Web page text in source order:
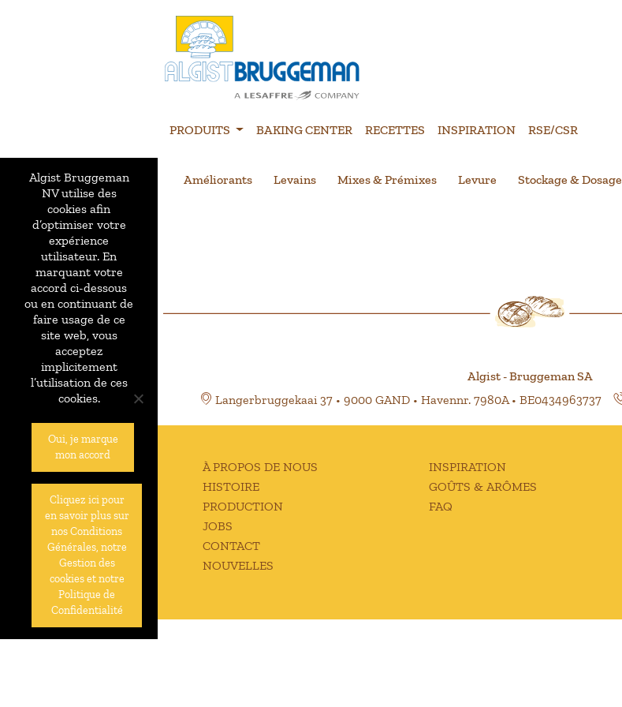
PRODUITS BAKING CENTER RECETTES INSPIRATION RSE/CSR
Améliorants Levains Mixes & Prémixes Levure Stockage & Dosage
Algist - Bruggeman SA
Langerbruggekaai 37 • 9000 GAND • Havennr. 7980A • BE0434963737
À PROPOS DE NOUS
HISTOIRE
PRODUCTION
JOBS
CONTACT
NOUVELLES
INSPIRATION
GOÛTS & ARÔMES
FAQ
Algist Bruggeman
NV utilise des
cookies afin
d’optimiser votre
expérience
utilisateur. En
marquant votre
accord ci-dessous
ou en continuant de
faire usage de ce
site web, vous
acceptez
implicitement
l’utilisation de ces
cookies.
Oui, je marque
mon accord
Cliquez ici pour
en savoir plus sur
nos Conditions
Générales, notre
Gestion des
cookies et notre
Politique de
Confidentialité